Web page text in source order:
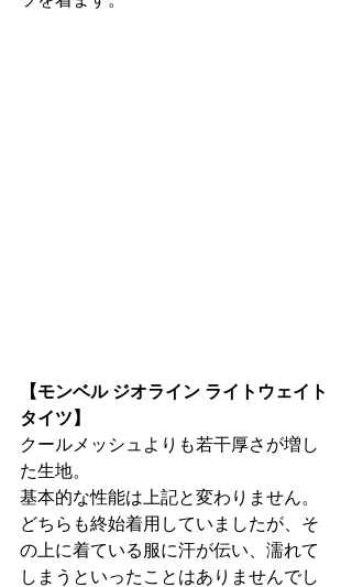
【モンベル ジオライン ライトウェイト
タイツ】
クールメッシュよりも若干厚さが増し
た生地。
基本的な性能は上記と変わりません。
どちらも終始着用していましたが、そ
の上に着ている服に汗が伝い、濡れて
しまうといったことはありませんでし